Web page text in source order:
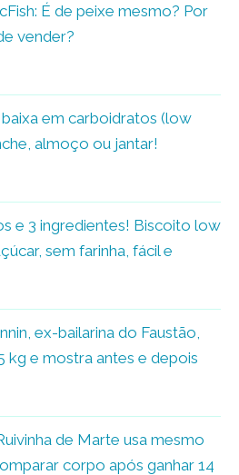
É de peixe mesmo? Por
vender?
baixa em carboidratos (low
almoço ou jantar!
e 3 ingredientes! Biscoito low
sem farinha, fácil e
ex-bailarina do Faustão,
kg e mostra antes e depois
de Marte usa mesmo
corpo após ganhar 14